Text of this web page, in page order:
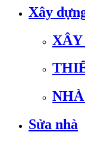
Xây
Sửa nhà